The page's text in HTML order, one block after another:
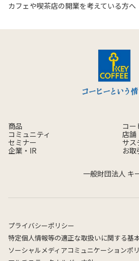
カフェや喫茶店の開業を考えている方へ
商品
コー
コミュニティ
店舗
セミナー
サス
企業・IR
お
一般財団法人 キ
プライバシーポリシー
特定個人情報等の適正な取扱いに関する基
ソーシャルメディアコミュニケーションポ